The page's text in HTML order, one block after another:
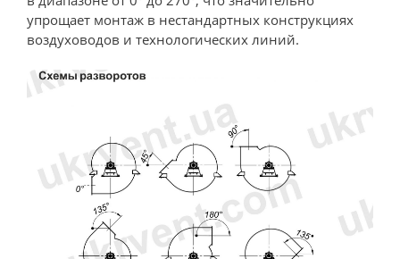
упрощает монтаж в нестандартных конструкциях
воздуховодов и технологических линий.